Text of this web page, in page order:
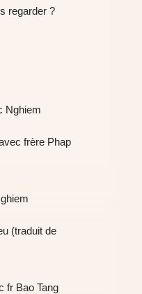
regarder ?
Nghiem
frère Phap
(traduit de
fr Bao Tang